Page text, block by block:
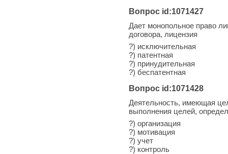
Вопрос id:1071427
Дает монопольное право
договора, лицензия
?) исключительная
?) патентная
?) принудительная
?) беспатентная
Вопрос id:1071428
Деятельность, имеющая
выполнения целей,
?) организация
?) мотивация
?) учет
?) контроль